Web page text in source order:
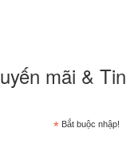
mãi & Tin
* Bắt buộc nhập!